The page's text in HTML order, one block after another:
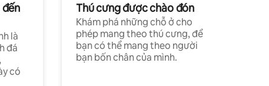
là
đá
có
Thú cưng được chào đón
Khám phá những chỗ ở cho
phép mang theo thú cưng, để
bạn có thể mang theo người
bạn bốn chân của mình.